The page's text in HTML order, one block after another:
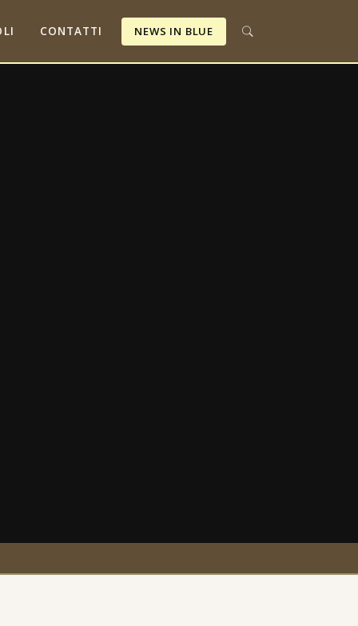
CONTATTI NEWS IN BLUE